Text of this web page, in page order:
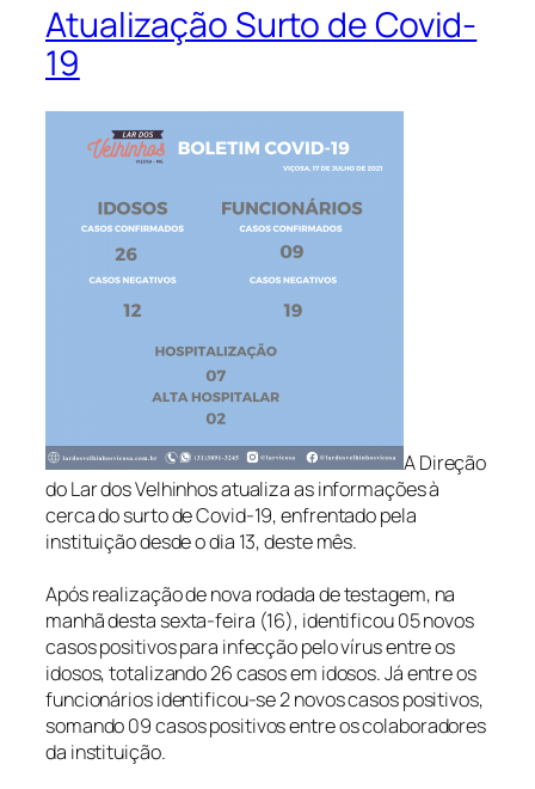
Atualização Surto de Covid-
19
A Direção
do Lar dos Velhinhos atualiza as informações à
cerca do surto de Covid-19, enfrentado pela
instituição desde o dia 13, deste mês.
Após realização de nova rodada de testagem, na
manhã desta sexta-feira (16), identificou 05 novos
casos positivos para infecção pelo vírus entre os
idosos, totalizando 26 casos em idosos. Já entre os
funcionários identificou-se 2 novos casos positivos,
somando 09 casos positivos entre os colaboradores
da instituição.